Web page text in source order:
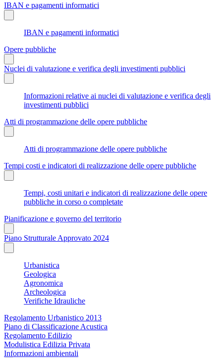
IBAN e pagamenti informatici
IBAN e pagamenti informatici
Opere pubbliche
Nuclei di valutazione e verifica degli investimenti pubblici
Informazioni relative ai nuclei di valutazione e verifica degli
investimenti pubblici
Atti di programmazione delle opere pubbliche
Atti di programmazione delle opere pubbliche
Tempi costi e indicatori di realizzazione delle opere pubbliche
Tempi, costi unitari e indicatori di realizzazione delle opere
pubbliche in corso o completate
Pianificazione e governo del territorio
Piano Strutturale Approvato 2024
Urbanistica
Geologica
Agronomica
Archeologica
Verifiche Idrauliche
Regolamento Urbanistico 2013
Piano di Classificazione Acustica
Regolamento Edilizio
Modulistica Edilizia Privata
Informazioni ambientali